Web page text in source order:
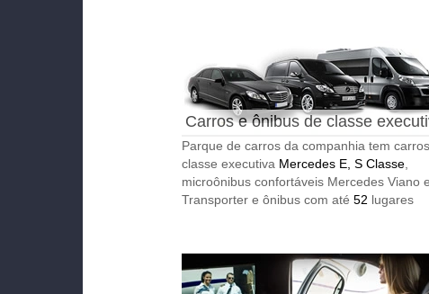
Carros e ônibus de classe
Parque de carros da companhia tem
classe executiva Mercedes E, S Classe
microônibus confortáveis Mercedes Viano e
Transporter e ônibus com até 52 lugares